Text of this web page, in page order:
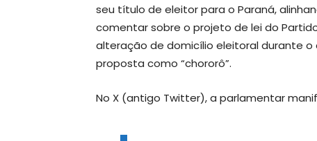
seu título de eleitor para o Paraná,
comentar sobre o projeto de lei do
alteração de domicílio eleitoral durante o
proposta como “chororô”.
No X (antigo Twitter), a parlamentar